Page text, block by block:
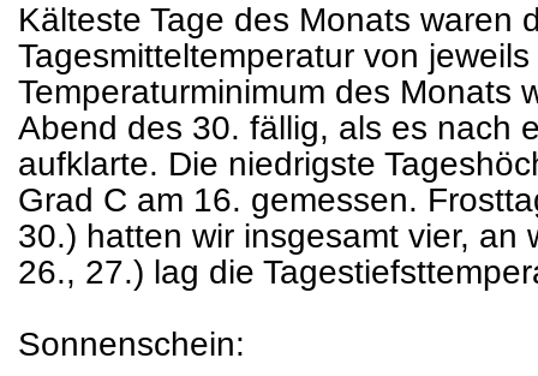
Kälteste Tage des Monats waren
Tagesmitteltemperatur von
Temperaturminimum des Monats
Abend des 30. fällig, als es nach
aufklarte. Die niedrigste
Grad C am 16. gemessen.
30.) hatten wir insgesamt vier, an
26., 27.) lag die
Sonnenschein: